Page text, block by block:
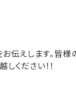
お伝えします。皆
ください！！